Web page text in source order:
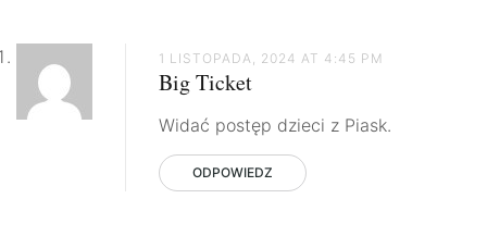
1 LISTOPADA, 2024 AT 4:45 PM
Big Ticket
Widać postęp dzieci z Piask.
ODPOWIEDZ